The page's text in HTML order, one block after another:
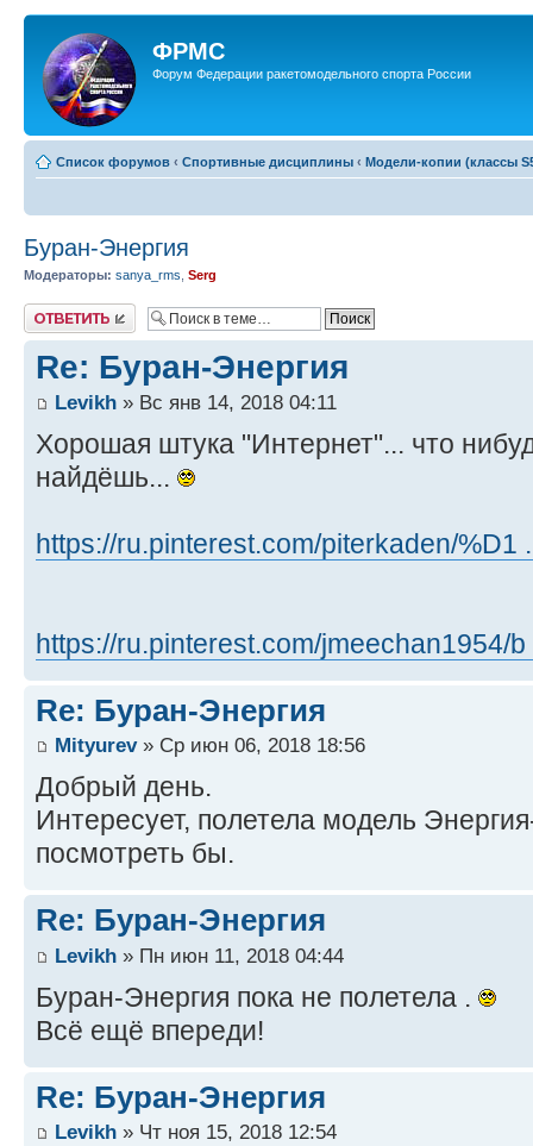
ФРМС
Форум Федерации ракетомодельного спорта России
Список форумов ‹ Спортивные дисциплины ‹ Модели-копии (классы
Буран-Энергия
Модераторы: sanya_rms Serg
Ответить
Re: Буран-Энергия
Levikh » Вс янв 14, 2018 04:11
Хорошая штука "Интернет"... что
найдёшь...
https://ru.pinterest.com/piterkaden/%D1
https://ru.pinterest.com/jmeechan1954/
Re: Буран-Энергия
Mityurev» Ср июн 06, 2018 18:56
Добрый день.
Интересует, полетела модель
посмотреть бы.
Re: Буран-Энергия
Levikh » Пн июн 11, 2018 04:44
Буран-Энергия пока не полетела .
Всё ещё впереди!
Re: Буран-Энергия
Levikh » Чт ноя 15, 2018 12:54